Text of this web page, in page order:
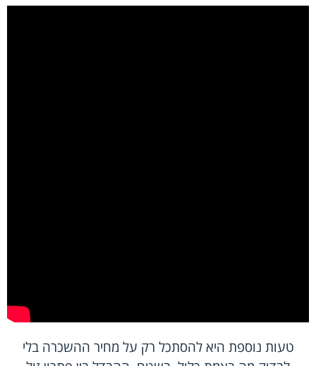
טעות נוספת היא להסתכל רק על מחיר ההשכרה בלי